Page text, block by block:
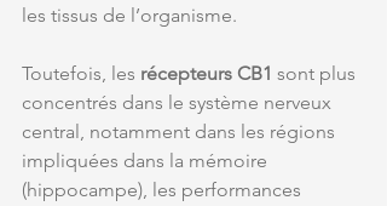
les tissus de l’organisme.
Toutefois, les récepteurs CB1 sont plus
concentrés dans le système nerveux
central, notamment dans les régions
impliquées dans la mémoire
(hippocampe), les performances